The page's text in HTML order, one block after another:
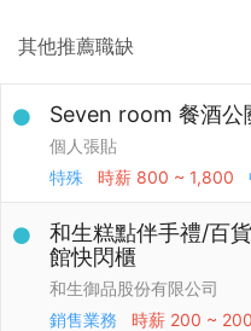
其他推薦職缺
Seven room 餐酒公
個人張貼
特殊
時薪 800 ~ 1,800
和生糕點伴手禮/百
館快閃櫃
和生御品股份有限公司
銷售業務
時薪 200 ~ 200